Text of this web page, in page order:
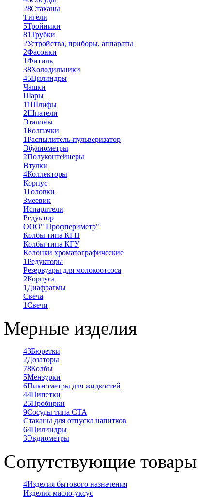
28Стаканы
Тигели
5Тройники
81Трубки
2Устройства, приборы, аппараты
2Фасонки
1Фитиль
38Холодильники
45Цилиндры
Чашки
Шары
11Шлифы
2Шпатели
Эталоны
1Колпачки
1Распылитель-пульверизатор
Эбулиометры
2Полуконтейнеры
Втулки
4Коллекторы
Корпус
1Головки
Змеевик
Испарители
Редуктор
ООО" Профпериметр"
Колбы типа КГП
Колбы типа КГУ
Колонки хроматографические
1Редукторы
Резервуары для молокоотсоса
2Корпуса
1 Диафрагмы
Свеча
1Свечи
Мерные изделия
43Бюретки
2Дозаторы
78Колбы
5Мензурки
6Пикнометры для жидкостей
44Пипетки
25Пробирки
9Сосуды типа СТА
Стаканы для отпуска напитков
64Цилиндры
3Эвдиометры
Сопутствующие товары
4Изделия бытового назначения
Изделия масло-уксус